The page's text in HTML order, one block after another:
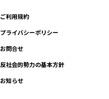
ご利用規約
プライバシーポリシー
お問合せ
反社会的勢力の基本方針
お知らせ